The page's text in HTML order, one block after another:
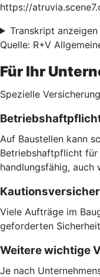
https://
Transkript anzeigen
Quelle: R+V
Für Ihr
Spezielle
Auf Baustellen kann
Betriebshaftpflicht für
handlungsfähig, auch
Viele Aufträge im
geforderten
Weitere wichtige
Je nach